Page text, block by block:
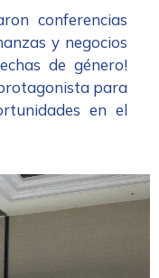
conferencias
y negocios
de género!
para
en el